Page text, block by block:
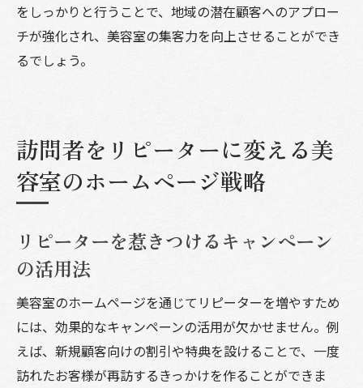
をしっかりと行うことで、地域の潜在顧客へのアプロー
チが強化され、美容室の集客力を向上させることができ
るでしょう。
訪問者をリピーターに変える美
容室のホームページ戦略
リピーターを惹きつけるキャンペーン
の活用法
美容室のホームページを通じてリピーターを増やすため
には、効果的なキャンペーンの活用が欠かせません。例
えば、新規顧客向けの割引や特典を設けることで、一度
訪れたお客様が再訪するきっかけを作ることができま